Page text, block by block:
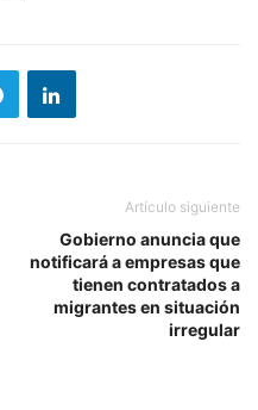
Artículo siguiente
Gobierno anuncia que
notificará a empresas que
tienen contratados a
migrantes en situación
irregular